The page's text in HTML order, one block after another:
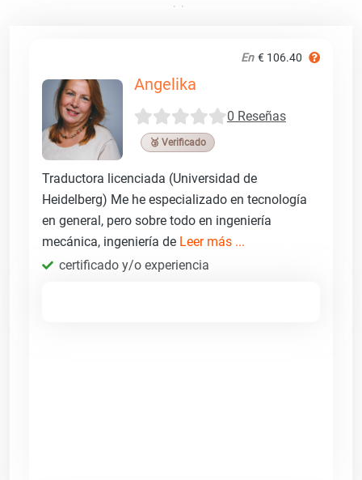
En € 106.40
Angelika
0 Reseñas
🥉 Verificado
Traductora licenciada (Universidad de
Heidelberg) Me he especializado en tecnología
en general, pero sobre todo en ingeniería
mecánica, ingeniería de Leer más ...
certificado y/o experiencia